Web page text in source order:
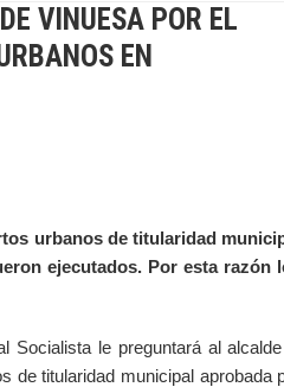
VINUESA POR EL
EN
urbanos de titularidad
ejecutados. Por esta razón
Socialista le preguntará al
de titularidad municipal aprobada